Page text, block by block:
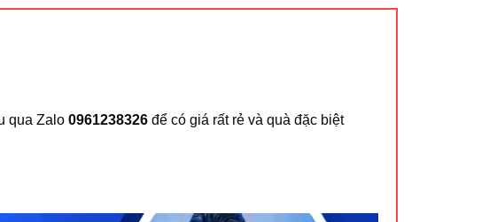
qua Zalo 0961238326 để có giá rất rẻ và quà đặc biệt